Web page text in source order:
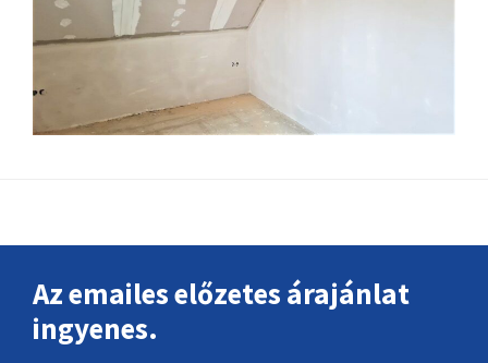
Az emailes előzetes árajánlat
ingyenes.